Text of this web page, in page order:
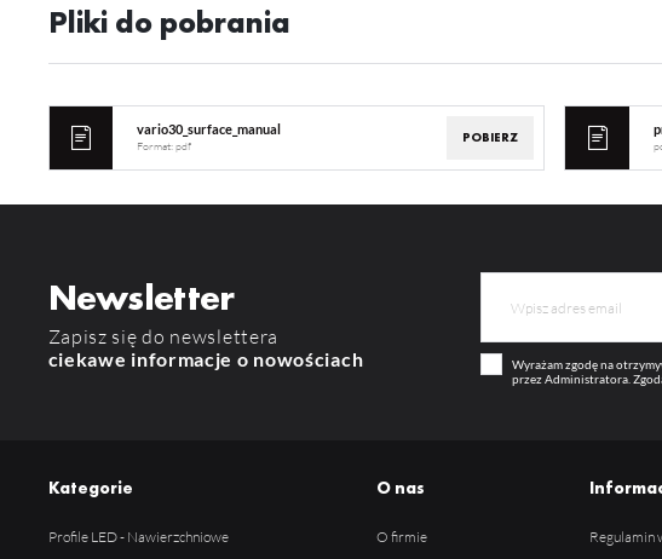
Pliki do pobrania
vario30_surface_manual
Format:pdf
POBIERZ
Newsletter
Zapisz się do newslettera
ciekawe informacje o nowościach
Wyrażam zgodę na
przez Administratora.
Kategorie
Profile LED - Nawierzchniowe
O nas
O firmie Regulamin